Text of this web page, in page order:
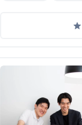
grade